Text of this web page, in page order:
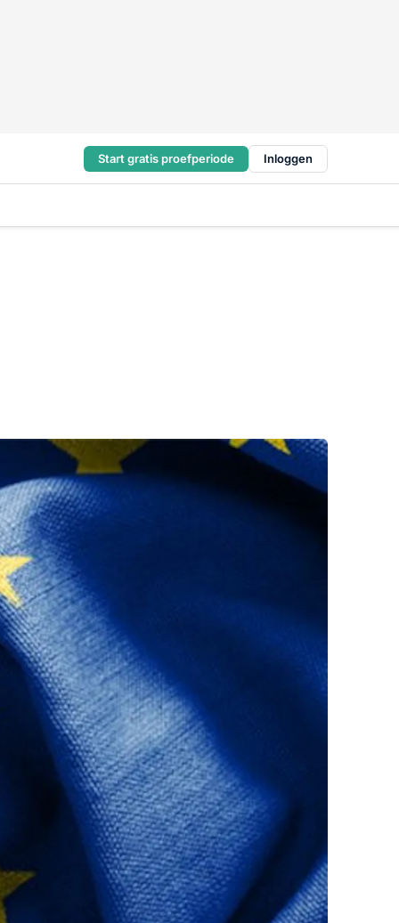
Start gratis proefperiode Inloggen